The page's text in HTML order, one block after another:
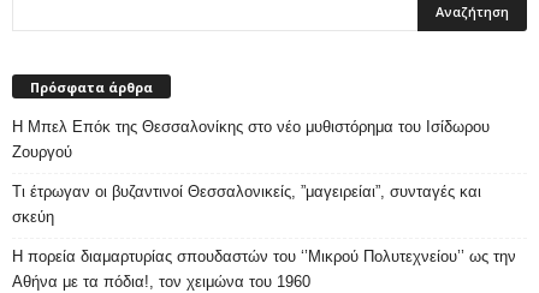
Πρόσφατα άρθρα
Η Μπελ Επόκ της Θεσσαλονίκης στο νέο μυθιστόρημα του Ισίδωρου
Ζουργού
Τι έτρωγαν οι βυζαντινοί Θεσσαλονικείς, ”μαγειρείαι”, συνταγές και
σκεύη
Η πορεία διαμαρτυρίας σπουδαστών του ‘’Μικρού Πολυτεχνείου’’ ως την
Αθήνα με τα πόδια!, τον χειμώνα του 1960